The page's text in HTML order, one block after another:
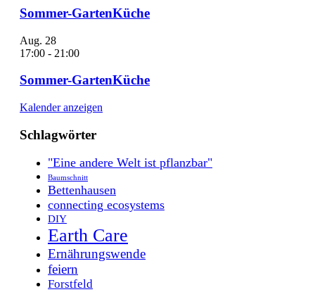
Sommer-GartenKüche
Aug. 28
17:00 - 21:00
Sommer-GartenKüche
Kalender anzeigen
Schlagwörter
"Eine andere Welt ist pflanzbar"
Baumschnitt
Bettenhausen
connecting ecosystems
DIY
Earth Care
Ernährungswende
feiern
Forstfeld